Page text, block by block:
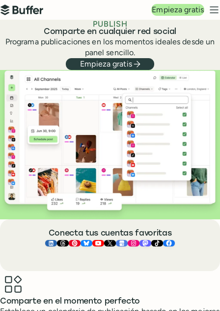
Navegación principal
Buffer
Empieza gratis
PUBLISH
Comparte en cualquier red social
Programa publicaciones en los momentos ideales desde un
panel sencillo.
Empieza gratis
Conecta tus cuentas favoritas
Buffer ×LinkedIn
Buffer ×Threads
Buffer ×Pinterest
Buffer ×Bluesky
Buffer ×YouTube
Buffer ×X
Buffer ×Google Business
Buffer ×Instagram
Buffer ×
Buffer ×
Buffer ×
Benefits
Comparte en el momento perfecto